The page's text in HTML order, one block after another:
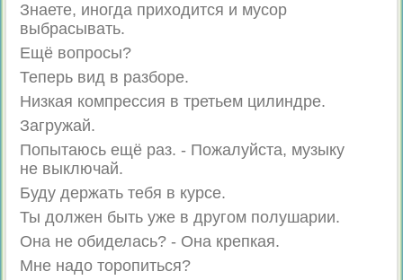
Знаете, иногда приходится и мусор
выбрасывать.
Ещё вопросы?
Теперь вид в разборе.
Низкая компрессия в третьем цилиндре.
Загружай.
Попытаюсь ещё раз. - Пожалуйста, музыку
не выключай.
Буду держать тебя в курсе.
Ты должен быть уже в другом полушарии.
Она не обиделась? - Она крепкая.
Мне надо торопиться?